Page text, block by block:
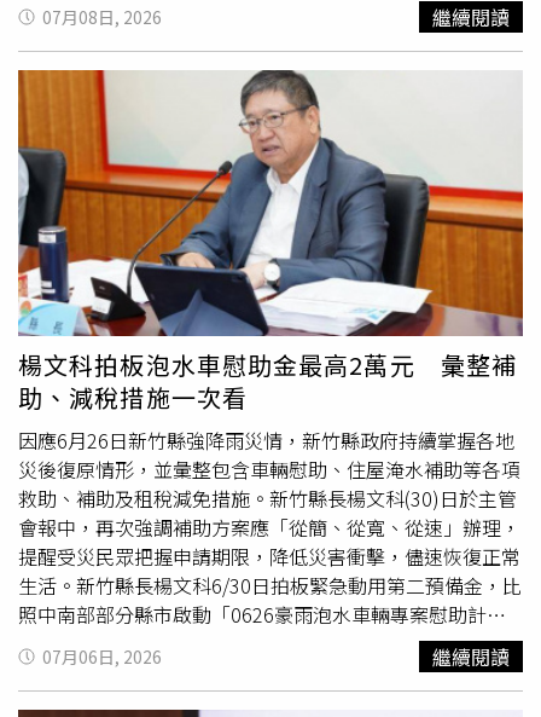
群平台尋找有意放棄孩子或經濟困難的家庭，再支付費用取
得嬰兒，安排保母照顧，並偽造出生證明及收養文件，甚至
有人假冒親生父母與海外收養家庭進行視訊，以取信收養
人。檢方表示，每成功安排一名嬰兒送往新加坡收養，相關
人士最高可獲得約1.8萬新加坡元報酬。目前19名被告正接
受審判，檢方求處5年至10年不等刑期。BBC進一步查閱法
庭文件後發現，大衛夫婦收養男童的印尼姓名也列在涉嫌遭
販運嬰兒名單中，而男童收養文件所載的「生母」，正是案
件中涉嫌偽造身分的其中一名被告。此外，國際刑警組織印
尼分部也確認，當初安排男童收養的新加坡機構，正是涉案
嬰兒的收養窗口。不過，截至目前，新加坡政府尚未正式通
知夫妻兩人，確認男童是否就是案件中的受害嬰兒。新加坡
內政部表示，由於印尼司法程序仍在進行，因此不便評論案
件細節，僅表示正與印尼當局合作調查，社會及家庭發展部
也承諾將全面檢討跨國收養制度。這起案件也引發外界質
疑，新加坡向來以審查嚴格聞名，為何仍未及時發現疑似人
口販運案件。新加坡國會已有議員要求政府檢討相關程序，
認為依法完成收養程序的養父母同樣是無辜受害者，而政府
也應重新檢視收養機構的審查責任。另一方面，印尼近年已
破獲多起嬰兒販運集團。官方統計顯示，2021年至2024年
間，遭確認販運的幼童人數已由27人增加至70人，實際數
字可能更高。調查發現，不少父母因貧窮、失業、無力扶養
子女，或未婚生子承受社會壓力，被迫將孩子交給掮客，甚
至誤信對方只是協助合法收養。兒童權益團體指出，印尼長
也讓外界質疑問題油品早已流入食品加工鏈，引發民眾對食
安的高度憂慮。隨著事件越滾越大，民間針對公部門處理節
奏及通報機制不滿聲浪四起。觀察食藥署近期陸續公布受影
響產品及下架資訊，包括由聯華食品代工的7-ELEVEN「林
聰明雞肉飯飯糰」、「阜杭豆漿經典飯糰」，以及味全部分
醬料、桂冠沙拉、廣達香素食香鬆及塔塔醬等產品皆受波
及。立法院衛環委員會今日邀請衛福部長石崇良就食安議題
進行專案報告，並通過臨時動議，要求相關官員負起政治責
任。對此，民進黨表示，總統賴清德已於日前表示，對於食
安問題沒有妥協空間，該咎責就咎責，當務之急是讓能夠安
心的買到安全的食品。食安不分藍綠黨派，也呼籲在野黨不
用拿食安來做政治攻擊，這無助於解決問題。
07月08日, 2026 繼續閱讀
楊文科拍板泡水車慰助金最高2萬元 彙整補
助、減稅措施一次看
因應6月26日新竹縣強降雨災情，新竹縣政府持續掌握各地
災後復原情形，並彙整包含車輛慰助、住屋淹水補助等各項
救助、補助及租稅減免措施。新竹縣長楊文科(30)日於主管
會報中，再次強調補助方案應「從簡、從寬、從速」辦理，
提醒受災民眾把握申請期限，降低災害衝擊，儘速恢復正常
生活。新竹縣長楊文科6/30日拍板緊急動用第二預備金，比
照中南部部分縣市啟動「0626豪雨泡水車輛專案慰助計
畫」，他表示，車輛是許多通勤族與家庭不可或缺的謀生工
具，面對突如其來的天災致使愛車泡水，縣府團隊感同身
受。為了陪伴縣民共渡難關，縣府打破既往僅補助住屋淹水
07月06日, 2026 繼續閱讀